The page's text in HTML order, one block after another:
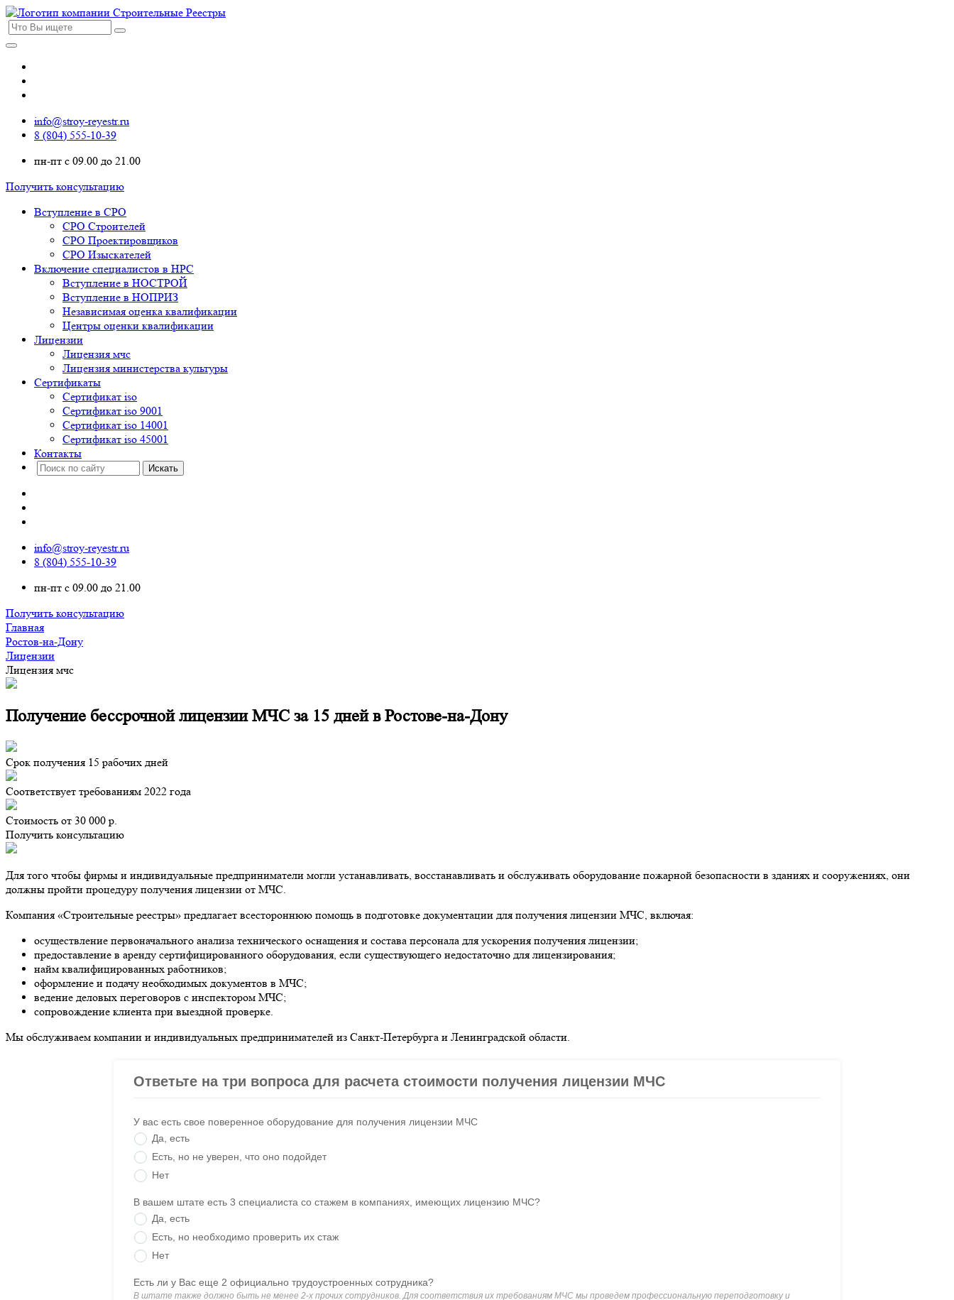
info@stroy-reyestr.ru
8 (804) 555-10-39
пн-пт с 09.00 до 21.00
Получить консультацию
Вступление в СРО
СРО Строителей
СРО Проектировщиков
СРО Изыскателей
Включение специалистов в НРС
Вступление в НОСТРОЙ
Вступление в НОПРИЗ
Независимая оценка квалификации
Центры оценки квалификации
Лицензии
Лицензия мчс
Лицензия министерства культуры
Сертификаты
Сертификат iso
Сертификат iso 9001
Сертификат iso 14001
Сертификат iso 45001
Контакты
info@stroy-reyestr.ru
8 (804) 555-10-39
пн-пт с 09.00 до 21.00
Получить консультацию
Главная
Ростов-на-Дону
Лицензии
Лицензия мчс
Получение бессрочной лицензии МЧС за 15 дней в Ростове-на-Дону
Срок получения 15 рабочих дней
Соответствует требованиям 2022 года
Стоимость от 30 000 р.
Получить консультацию
Для того чтобы фирмы и индивидуальные предприниматели могли устанавливать, восстанавливать и обслуживать оборудование пожарной безопасности в зданиях и сооружениях, они
должны пройти процедуру получения лицензии от МЧС.
Компания «Строительные реестры» предлагает всестороннюю помощь в подготовке документации для получения лицензии МЧС, включая:
осуществление первоначального анализа технического оснащения и состава персонала для ускорения получения лицензии;
предоставление в аренду сертифицированного оборудования, если существующего недостаточно для лицензирования;
найм квалифицированных работников;
оформление и подачу необходимых документов в МЧС;
ведение деловых переговоров с инспектором МЧС;
сопровождение клиента при выездной проверке.
Мы обслуживаем компании и индивидуальных предпринимателей из Санкт-Петербурга и Ленинградской области.